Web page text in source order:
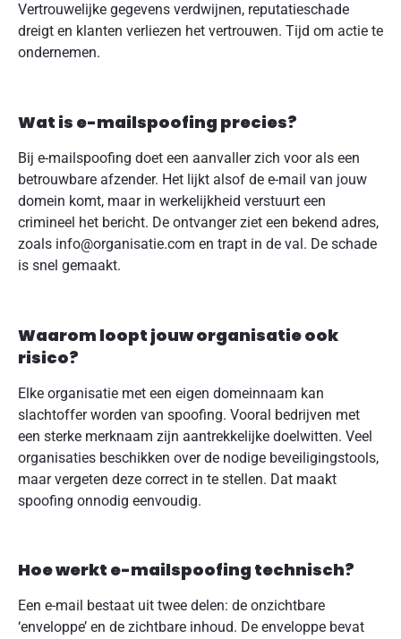
Vertrouwelijke gegevens verdwijnen, reputatieschade
dreigt en klanten verliezen het vertrouwen. Tijd om actie te
ondernemen.
Wat is e-mailspoofing precies?
Bij e-mailspoofing doet een aanvaller zich voor als een
betrouwbare afzender. Het lijkt alsof de e-mail van jouw
domein komt, maar in werkelijkheid verstuurt een
crimineel het bericht. De ontvanger ziet een bekend adres,
zoals info@organisatie.com en trapt in de val. De schade
is snel gemaakt.
Waarom loopt jouw organisatie ook
risico?
Elke organisatie met een eigen domeinnaam kan
slachtoffer worden van spoofing. Vooral bedrijven met
een sterke merknaam zijn aantrekkelijke doelwitten. Veel
organisaties beschikken over de nodige beveiligingstools,
maar vergeten deze correct in te stellen. Dat maakt
spoofing onnodig eenvoudig.
Hoe werkt e-mailspoofing technisch?
Een e-mail bestaat uit twee delen: de onzichtbare
‘enveloppe’ en de zichtbare inhoud. De enveloppe bevat